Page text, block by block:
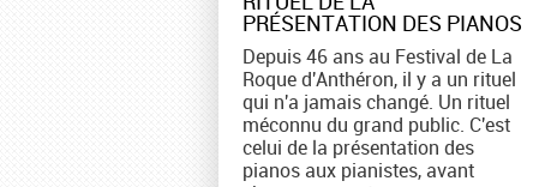
PRÉSENTATION DES PIANOS
Depuis 46 ans au Festival de La
Roque d'Anthéron, il y a un rituel
qui n'a jamais changé. Un rituel
méconnu du grand public. C'est
celui de la présentation des
pianos aux pianistes, avant